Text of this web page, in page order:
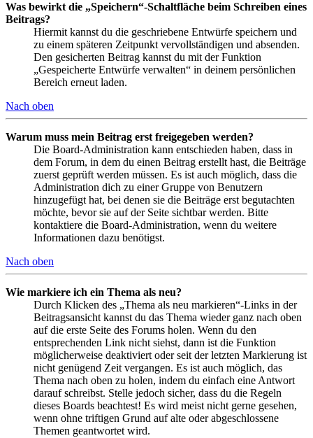
Was bewirkt die „Speichern“-Schaltfläche beim Schreiben eines
Beitrags?
Hiermit kannst du die geschriebene Entwürfe speichern und
zu einem späteren Zeitpunkt vervollständigen und absenden.
Den gesicherten Beitrag kannst du mit der Funktion
„Gespeicherte Entwürfe verwalten“ in deinem persönlichen
Bereich erneut laden.
Nach oben
Warum muss mein Beitrag erst freigegeben werden?
Die Board-Administration kann entschieden haben, dass in
dem Forum, in dem du einen Beitrag erstellt hast, die Beiträge
zuerst geprüft werden müssen. Es ist auch möglich, dass die
Administration dich zu einer Gruppe von Benutzern
hinzugefügt hat, bei denen sie die Beiträge erst begutachten
möchte, bevor sie auf der Seite sichtbar werden. Bitte
kontaktiere die Board-Administration, wenn du weitere
Informationen dazu benötigst.
Nach oben
Wie markiere ich ein Thema als neu?
Durch Klicken des „Thema als neu markieren“-Links in der
Beitragsansicht kannst du das Thema wieder ganz nach oben
auf die erste Seite des Forums holen. Wenn du den
entsprechenden Link nicht siehst, dann ist die Funktion
möglicherweise deaktiviert oder seit der letzten Markierung ist
nicht genügend Zeit vergangen. Es ist auch möglich, das
Thema nach oben zu holen, indem du einfach eine Antwort
darauf schreibst. Stelle jedoch sicher, dass du die Regeln
dieses Boards beachtest! Es wird meist nicht gerne gesehen,
wenn ohne triftigen Grund auf alte oder abgeschlossene
Themen geantwortet wird.